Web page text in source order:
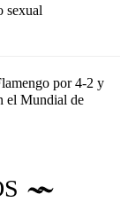
sexual
por 4-2 y
el Mundial de